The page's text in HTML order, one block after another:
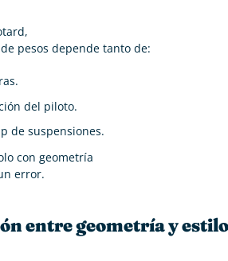
pesos depende tanto de:
del piloto.
de suspensiones.
con geometría
error.
entre geometría y